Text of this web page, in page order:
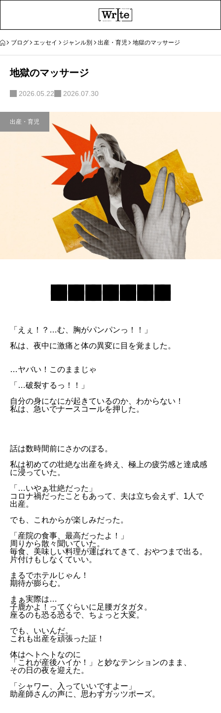
ブログ エッセイ ジャンル別 出産・育児 地獄のマッサージ
地獄のマッサージ
2026.05.22 2026.07.30
出産・育児
「えぇ！？…む、胸がパンパンっ！！」
私は、夜中に激痛と体の異変に目を覚ました。
…ヤバい！このままじゃ
「…破裂するっ！！」
自分の身になにが起きているのか、わからない！
私は、急いでナースコールを押した。
話は数時間前にさかのぼる。
私は初めての壮絶な出産を終え、極上の疲労感と達成感
に浸っていた。
「…いやぁ壮絶だった」
コロナ禍だったこともあって、夫は立ち会えず、1人で
出産。
でも、これからが楽しみだった。
「産院の食事、最高だったよ！」
周りから散々聞いていた。
毎食、美味しい料理が運ばれてきて、おやつまで出る。
片付けもしなくていい。
まるでホテルじゃん！
期待が膨らむ。
まぁ実際は…
子鹿かよ！ってぐらいに足腰ガタガタ。
座るのも恐る恐るで、ちょっと大変。
でも、いいんだ。
これも出産を頑張った証！
体はヘトヘトなのに
「これが産後ハイか！」と妙なテンションのまま、
その日の夜を迎えた。
「シャワー、入っていいですよー」
助産師さんの声に、思わずガッツポーズ。